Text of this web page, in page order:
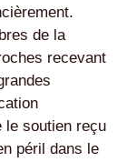
de la
recevant
le soutien reçu
péril dans le